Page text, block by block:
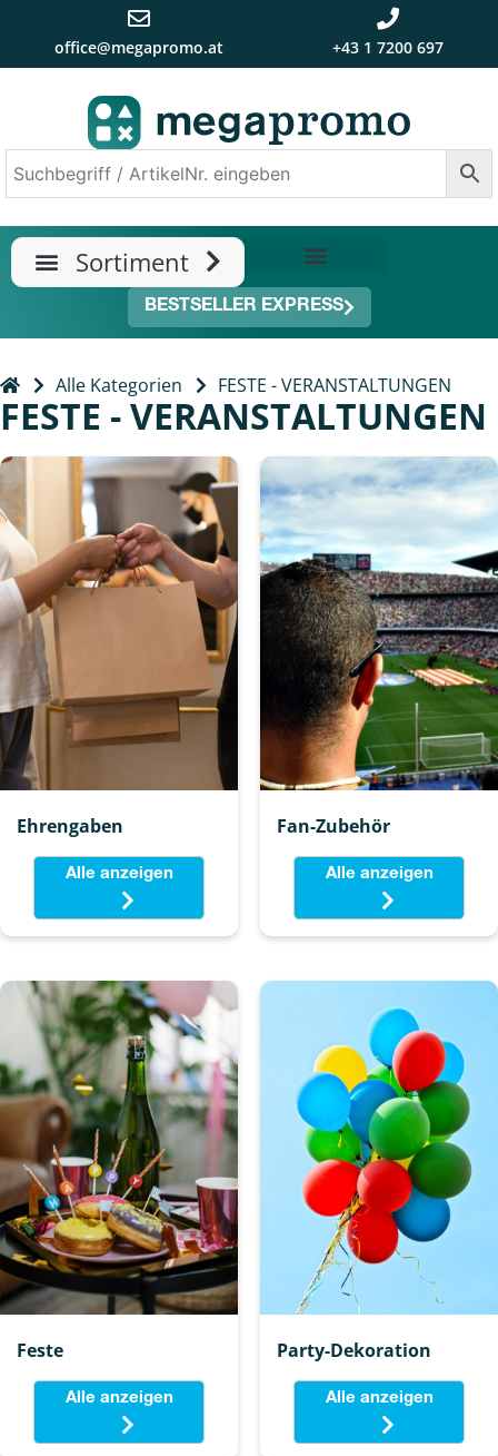
office@megapromo.at +43 1 7200 697
BESTSELLER EXPRESS
Alle Kategorien FESTE - VERANSTALTUNGEN
FESTE - VERANSTALTUNGEN
Ehrengaben
Alle anzeigen
Fan-Zubehör
Alle anzeigen
Feste
Alle anzeigen
Party-Dekoration
Alle anzeigen